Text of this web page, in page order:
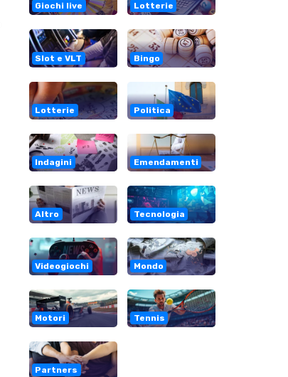
Giochi live Lotterie
Slot e VLT Bingo
Lotterie Politica
Indagini Emendamenti
Altro Tecnologia
Videogiochi Mondo
Motori Tennis
Partners